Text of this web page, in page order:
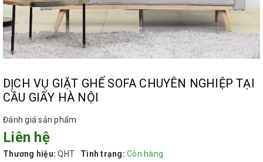
DỊCH VỤ GIẶT GHẾ SOFA CHUYÊN NGHIỆP TẠI
CẦU GIẤY HÀ NỘI
Đánh giá sản phẩm
Liên hệ
Thương hiệu: QHT Tình trạng: Còn hàng